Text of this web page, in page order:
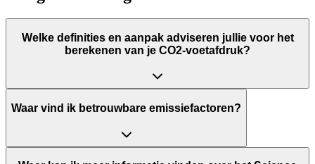
Welke definities en aanpak adviseren jullie voor het
berekenen van je CO2-voetafdruk?
Waar vind ik betrouwbare emissiefactoren?